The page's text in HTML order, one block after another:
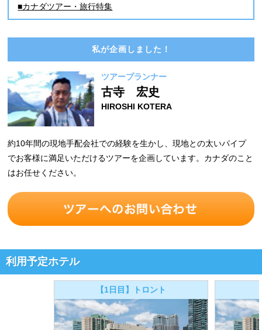
■カナダツアー・旅行特集
私が企画しました！
ツアープランナー
古寺 宏史
HIROSHI KOTERA
約10年間の現地手配会社での経験を生かし、現地との太いパイプ
でお客様に満足いただけるツアーを企画しています。カナダのこと
はお任せください。
利用予定ホテル
【1日目】トロント